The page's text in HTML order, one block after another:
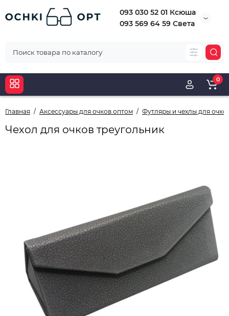
093 030 52 01 Ксюша
093 569 64 59 Света
0
Главная Аксессуары для очков оптом Футляры и чехлы для
Чехол для очков треугольник